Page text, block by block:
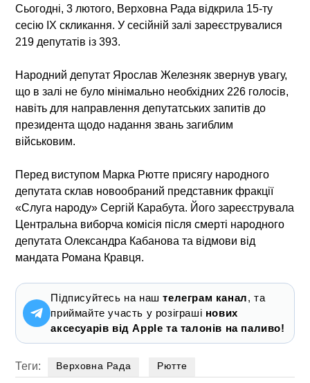
Сьогодні, 3 лютого, Верховна Рада відкрила 15-ту
сесію IX скликання. У сесійній залі зареєструвалися
219 депутатів із 393.
Народний депутат Ярослав Железняк звернув увагу,
що в залі не було мінімально необхідних 226 голосів,
навіть для направлення депутатських запитів до
президента щодо надання звань загиблим
військовим.
Перед виступом Марка Рютте присягу народного
депутата склав новообраний представник фракції
«Слуга народу» Сергій Карабута. Його зареєструвала
Центральна виборча комісія після смерті народного
депутата Олександра Кабанова та відмови від
мандата Романа Кравця.
Підписуйтесь на наштелеграм канал, та
приймайте участь у розіграші нових
аксесуарів від Apple та талонів на паливо!
Теги: Верховна Рада Рютте